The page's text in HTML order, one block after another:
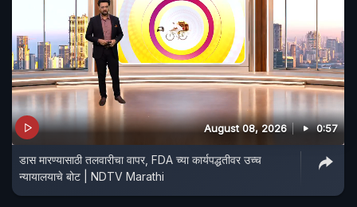
August 08, 2026 0:57
डास मारण्यासाठी तलवारीचा वापर, FDA च्या कार्यपद्धतीवर उच्च
न्यायालयाचे बोट | NDTV Marathi